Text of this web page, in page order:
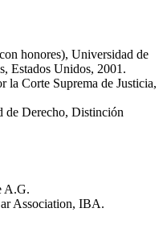
honores), Universidad de
Estados Unidos, 2001.
la Corte Suprema de Justicia,
de Derecho, Distinción
A.G.
Association, IBA.